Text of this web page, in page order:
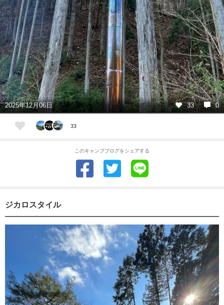
2025年12月06日 33 0
33
このキャンプブログをシェアする
ジカロスタイル